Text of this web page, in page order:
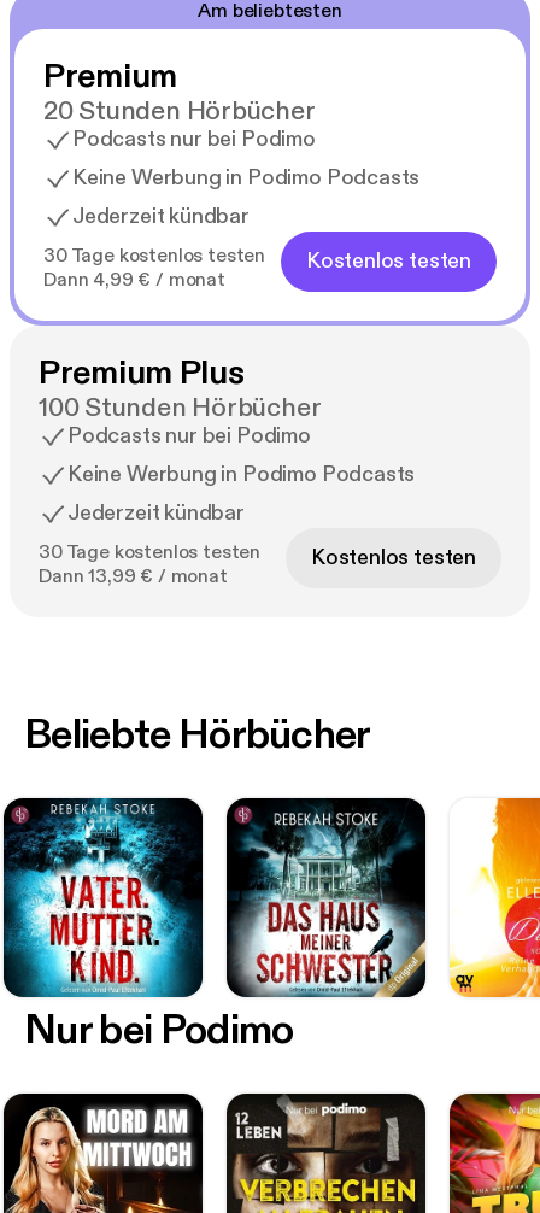
Am beliebtesten
Premium
20 Stunden Hörbücher
Podcasts nur bei Podimo
Keine Werbung in Podimo Podcasts
Jederzeit kündbar
30 Tage kostenlos testen
Dann 4,99 € / monat
Kostenlos testen
Premium Plus
100 Stunden Hörbücher
Podcasts nur bei Podimo
Keine Werbung in Podimo Podcasts
Jederzeit kündbar
30 Tage kostenlos testen
Dann 13,99 € / monat
Kostenlos testen
Nur bei Podimo
Beliebte Hörbücher